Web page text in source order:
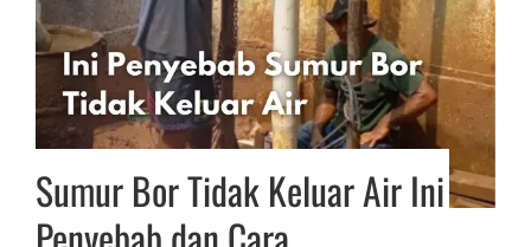
Sumur Bor Tidak Keluar Air Ini